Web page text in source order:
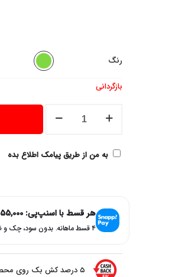
رنگ
بازگردانی
عدد به من از طریق پیامک اطلاع بده
هر قسط با اسنپ‌پی: 55,000
۴ قسط ماهانه. بدون سود، چک و ضامن.
۵ درصد کش بک روی محصولات